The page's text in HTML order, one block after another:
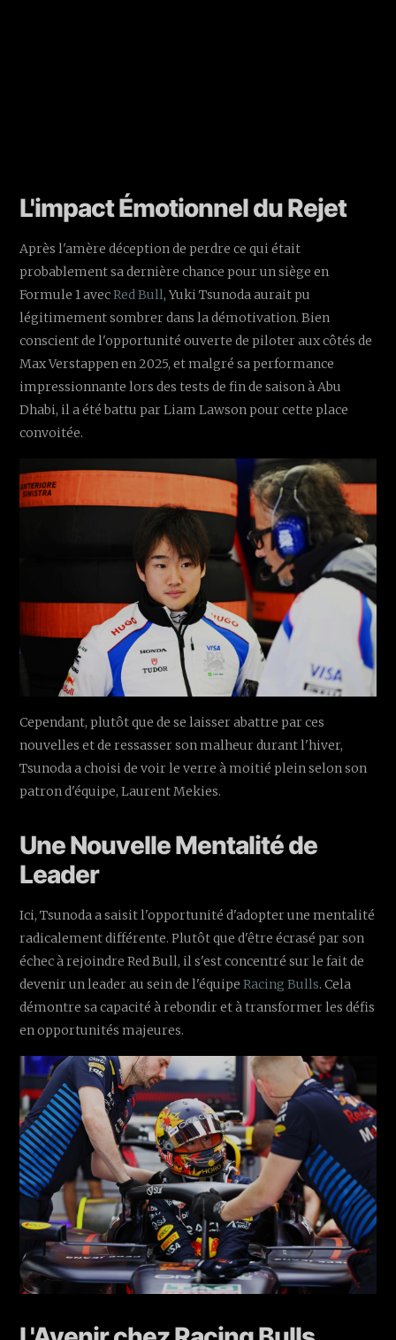
L'impact Émotionnel du Rejet
Après l'amère déception de perdre ce qui était
probablement sa dernière chance pour un siège en
Formule 1 avecRed Bull, Yuki Tsunoda aurait pu
légitimement sombrer dans la démotivation. Bien
conscient de l'opportunité ouverte de piloter aux côtés de
Max Verstappen en 2025, et malgré sa performance
impressionnante lors des tests de fin de saison à Abu
Dhabi, il a été battu par Liam Lawson pour cette place
convoitée.
Cependant, plutôt que de se laisser abattre par ces
nouvelles et de ressasser son malheur durant l'hiver,
Tsunoda a choisi de voir le verre à moitié plein selon son
patron d'équipe, Laurent Mekies.
Une Nouvelle Mentalité de
Leader
Ici, Tsunoda a saisit l'opportunité d'adopter une mentalité
radicalement différente. Plutôt que d'être écrasé par son
échec à rejoindre Red Bull, il s'est concentré sur le fait de
devenir un leader au sein de l'équipeRacing Bulls. Cela
démontre sa capacité à rebondir et à transformer les défis
en opportunités majeures.